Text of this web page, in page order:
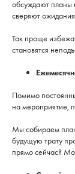
обсуждают планы
сверяют
Так проще
становятся
Помимо
на мероприятие,
Мы собираем
будущую трату
прямо сейчас?